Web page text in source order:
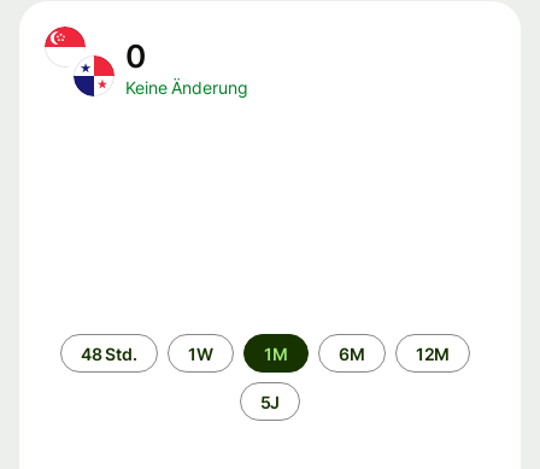
0
Keine Änderung
Zeitraum
48 Std. 1W 1M 6M 12M
5J